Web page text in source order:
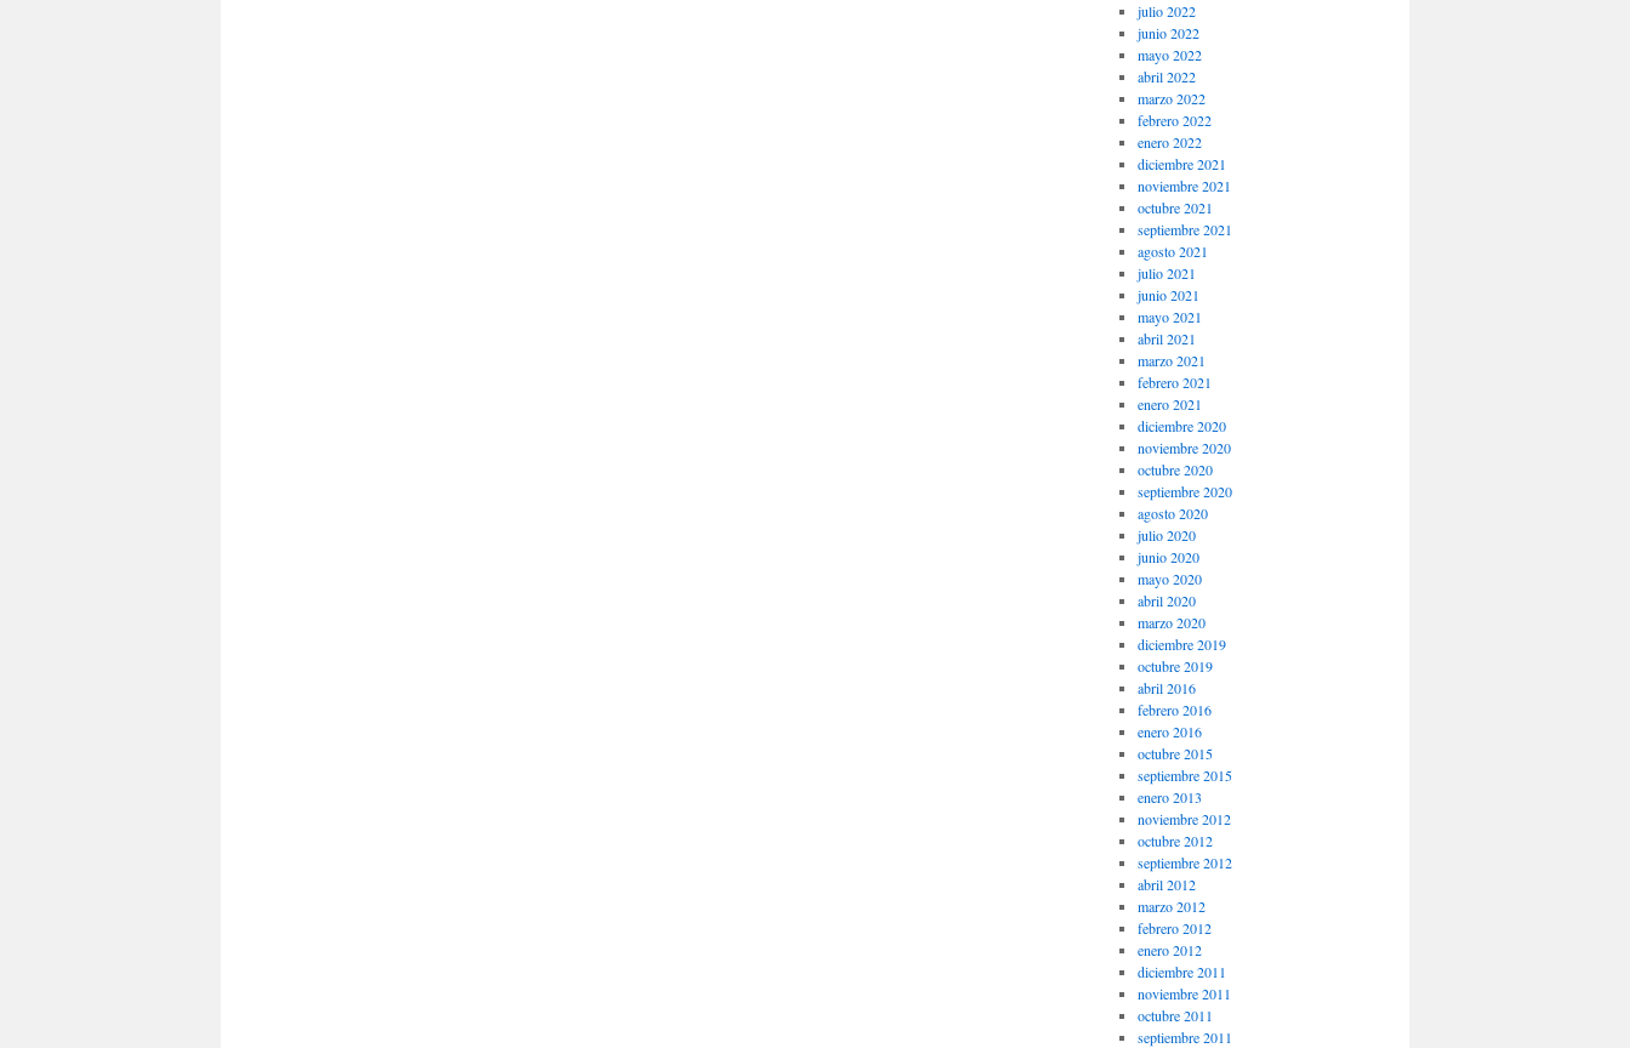
julio 2022
junio 2022
mayo 2022
abril 2022
marzo 2022
febrero 2022
enero 2022
diciembre 2021
noviembre 2021
octubre 2021
septiembre 2021
agosto 2021
julio 2021
junio 2021
mayo 2021
abril 2021
marzo 2021
febrero 2021
enero 2021
diciembre 2020
noviembre 2020
octubre 2020
septiembre 2020
agosto 2020
julio 2020
junio 2020
mayo 2020
abril 2020
marzo 2020
diciembre 2019
octubre 2019
abril 2016
febrero 2016
enero 2016
octubre 2015
septiembre 2015
enero 2013
noviembre 2012
octubre 2012
septiembre 2012
abril 2012
marzo 2012
febrero 2012
enero 2012
diciembre 2011
noviembre 2011
octubre 2011
septiembre 2011